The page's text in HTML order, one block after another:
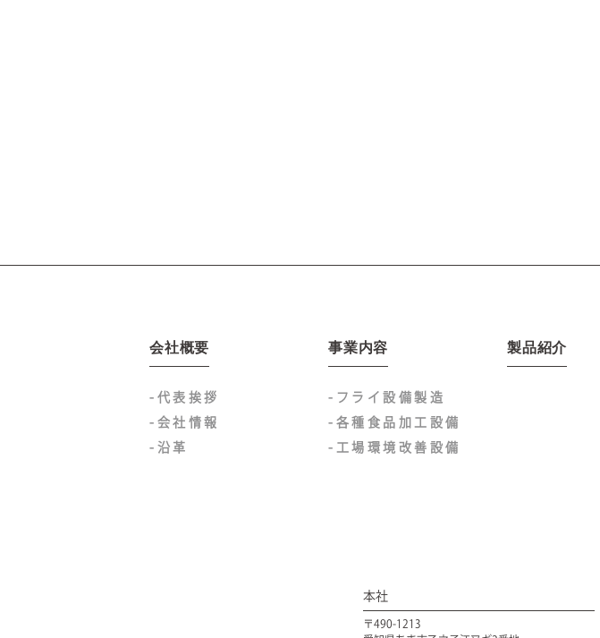
会社概要
-代表挨拶
-会社情報
-沿革
事業内容
-フライ設備製造
-各種食品加工設備
-工場環境改善設備
製品紹介
本社
〒490-1213